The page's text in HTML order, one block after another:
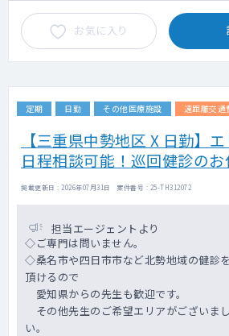
お気に入り
定期 日勤 その他医療施設 遠距離交通
【三重県中勢地区 X 日勤】
日程相談可能！巡回健診のお
掲載更新日 : 2026年07月31日 案件番号 : 25-TH312072
担当エージェントより
◇ご専門は問いません。
◇桑名市や四日市市など北勢地域の健診
頂けるので
愛知県からの先生も歓迎です。
その他先生のご希望エリアがございま
い。